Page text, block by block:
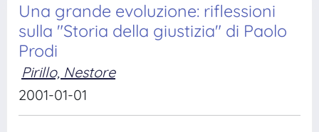
Una grande evoluzione: riflessioni
sulla "Storia della giustizia" di Paolo
Prodi
Pirillo, Nestore
2001-01-01